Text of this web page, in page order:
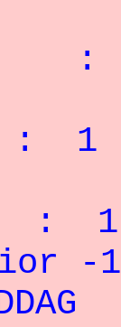
:
: 1
:
-